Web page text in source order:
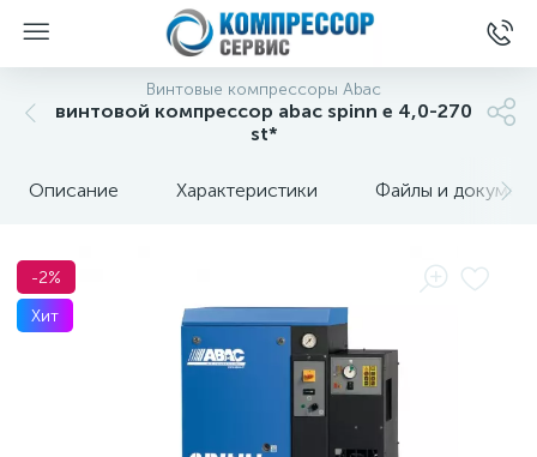
Винтовые компрессоры Abac
винтовой компрессор abac spinn e 4,0-270
st*
Описание Характеристики Файлы и
-2%
Хит